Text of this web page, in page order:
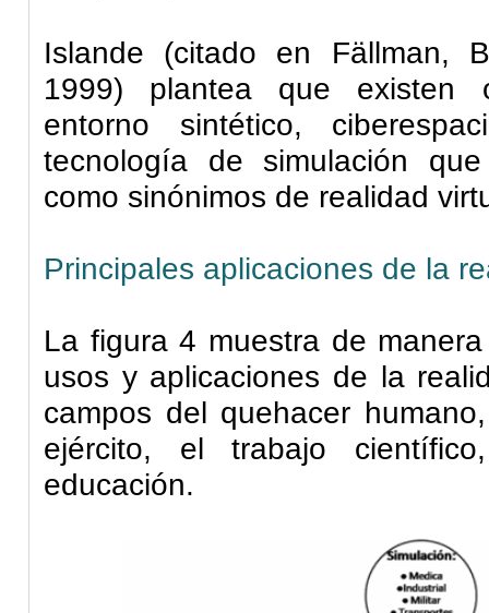
Islande (citado en Fällman,
1999) plantea que existen
entorno sintético,
tecnología de simulación
como sinónimos de realidad
Principales aplicaciones de la
La figura 4 muestra de
usos y aplicaciones de la
campos del quehacer
ejército, el trabajo
educación.